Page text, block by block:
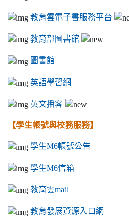
教育雲電子書服務平台
教育部圖書館
圖書館
英語學習網
英文播客
【學生帳號與校務服務】
學生M6帳號公告
學生M6信箱
教育雲mail
教育發展資源入口網